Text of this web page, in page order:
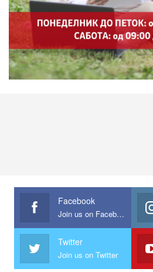
Facebook
Join us on Facebook
Twitter
Join us on Twitter